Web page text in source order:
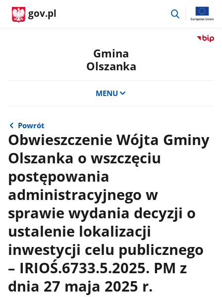
gov.pl
przejdź
Przejdź
Gmina
Olszanka
MENU
Powrót
Obwieszczenie Wójta Gminy
Olszanka o wszczęciu
postępowania
administracyjnego w
sprawie wydania decyzji o
ustalenie lokalizacji
inwestycji celu publicznego
– IRIOŚ.6733.5.2025. PM z
dnia 27 maja 2025 r.